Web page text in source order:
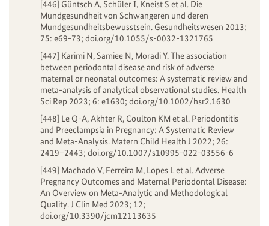
[446] Güntsch A, Schüler I, Kneist S et al. Die
Mundgesundheit von Schwangeren und deren
Mundgesundheitsbewusstsein. Gesundheitswesen 2013;
75: e69-73; doi.org/10.1055/s-0032-1321765
[447] Karimi N, Samiee N, Moradi Y. The association
between periodontal disease and risk of adverse
maternal or neonatal outcomes: A systematic review and
meta-analysis of analytical observational studies. Health
Sci Rep 2023; 6: e1630; doi.org/10.1002/hsr2.1630
[448] Le Q-A, Akhter R, Coulton KM et al. Periodontitis
and Preeclampsia in Pregnancy: A Systematic Review
and Meta-Analysis. Matern Child Health J 2022; 26:
2419–2443; doi.org/10.1007/s10995-022-03556-6
[449] Machado V, Ferreira M, Lopes L et al. Adverse
Pregnancy Outcomes and Maternal Periodontal Disease:
An Overview on Meta-Analytic and Methodological
Quality. J Clin Med 2023; 12;
doi.org/10.3390/jcm12113635